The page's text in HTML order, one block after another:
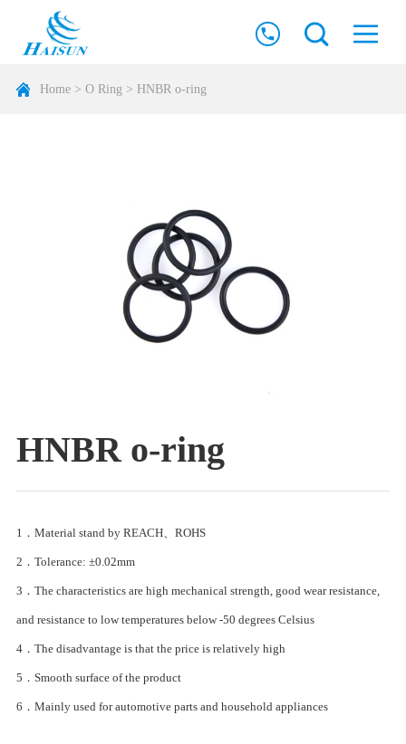
Home> O Ring > HNBR o-ring
HNBR o-ring
1．Material stand by REACH、ROHS
2．Tolerance: ±0.02mm
3．The characteristics are high mechanical strength, good wear resistance,
and resistance to low temperatures below -50 degrees Celsius
4．The disadvantage is that the price is relatively high
5．Smooth surface of the product
6．Mainly used for automotive parts and household appliances